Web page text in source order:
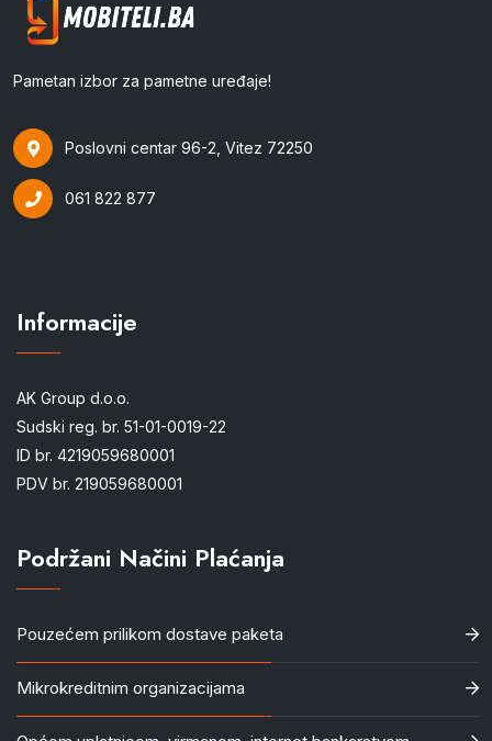
Pametan izbor za pametne uređaje!
Poslovni centar 96-2, Vitez 72250
061 822 877
Informacije
AK Group d.o.o.
Sudski reg. br. 51-01-0019-22
ID br. 4219059680001
PDV br. 219059680001
Podržani Načini Plaćanja
Pouzećem prilikom dostave paketa
Mikrokreditnim organizacijama